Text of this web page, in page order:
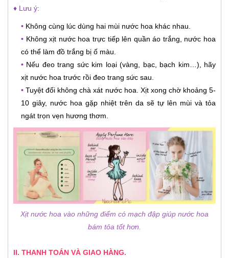
♦ Lưu ý:
• Không cùng lúc dùng hai mùi nước hoa khác nhau.
• Không xịt nước hoa trực tiếp lên quần áo trắng, nước hoa
có thể làm đồ trắng bị ố màu.
• Nếu đeo trang sức kim loại (vàng, bạc, bạch kim…), hãy
xịt nước hoa trước rồi đeo trang sức sau.
• Tuyệt đối không chà xát nước hoa. Xịt xong chờ khoảng 5-
10 giây, nước hoa gặp nhiệt trên da sẽ tự lên mùi và tỏa
ngát trọn vẹn hương thơm.
Xịt nước hoa vào những điểm có mạch đập giúp nước hoa
bám tỏa tốt hơn.
II. THANH TOÁN VÀ GIAO HÀNG.